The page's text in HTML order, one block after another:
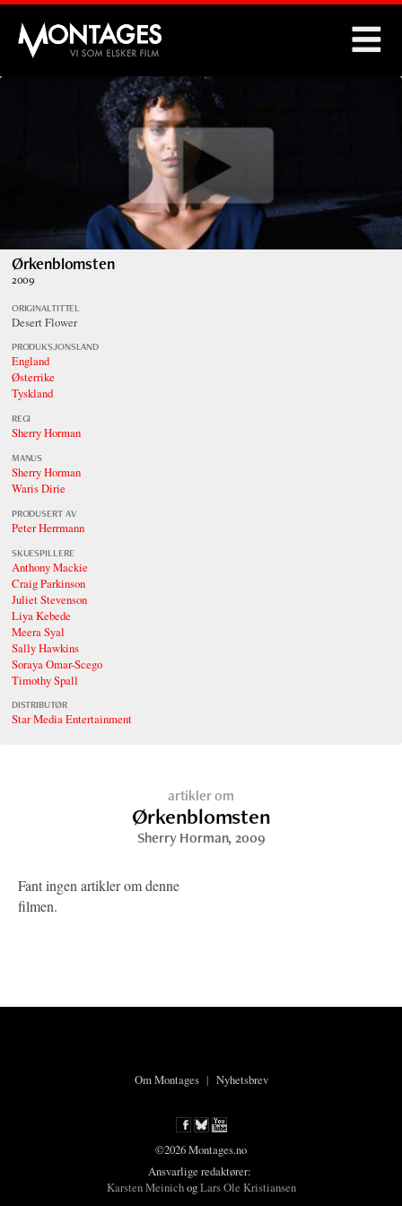
Montages
Ørkenblomsten
2009
ORIGINALTITTEL
Desert Flower
PRODUKSJONSLAND
England
Østerrike
Tyskland
REGI
Sherry Horman
MANUS
Sherry Horman
Waris Dirie
PRODUSERT AV
Peter Herrmann
SKUESPILLERE
Anthony Mackie
Craig Parkinson
Juliet Stevenson
Liya Kebede
Meera Syal
Sally Hawkins
Soraya Omar-Scego
Timothy Spall
DISTRIBUTØR
Star Media Entertainment
artikler om
Ørkenblomsten
Sherry Horman, 2009
Fant ingen artikler om denne
filmen.
Om Montages| Nyhetsbrev
©2026 Montages.no
Ansvarlige redaktører:
Karsten MeinichogLars Ole Kristiansen